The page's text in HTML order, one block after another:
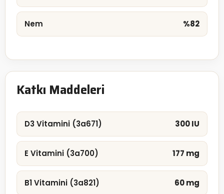
Nem %82
Katkı Maddeleri
D3 Vitamini (3a671) 300 IU
E Vitamini (3a700) 177 mg
B1 Vitamini (3a821) 60 mg